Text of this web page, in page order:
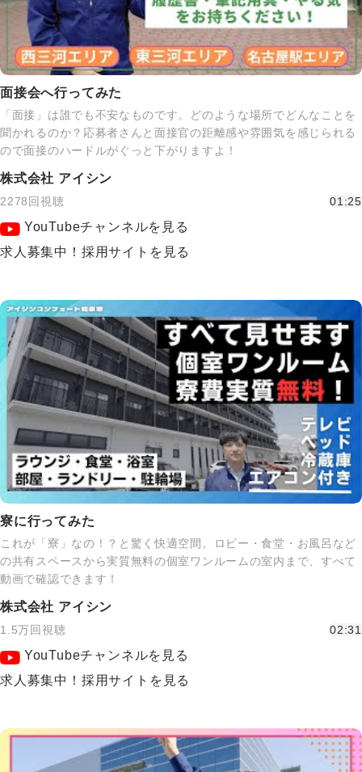
面接会へ行ってみた
「面接」は誰でも不安なものです。どのような場所でどんなことを
聞かれるのか？応募者さんと面接官の距離感や雰囲気を感じられる
ので面接のハードルがぐっと下がりますよ！
株式会社 アイシン
2278回視聴 01:25
YouTubeチャンネルを見る
求人募集中！採用サイトを見る
寮に行ってみた
これが「寮」なの！？と驚く快適空間。ロビー・食堂・お風呂など
の共有スペースから実質無料の個室ワンルームの室内まで、すべて
動画で確認できます！
株式会社 アイシン
1.5万回視聴 02:31
YouTubeチャンネルを見る
求人募集中！採用サイトを見る